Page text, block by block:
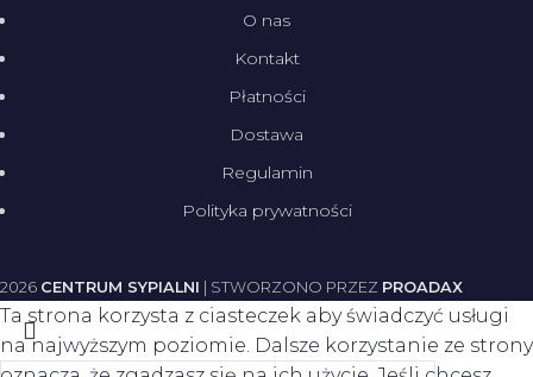
O nas
Kontakt
Płatności
Dostawa
Regulamin
Polityka prywatności
2026 CENTRUM SYPIALNI | STWORZONO PRZEZ PROADAX
Ta strona korzysta z ciasteczek aby świadczyć usługi
na najwyższym poziomie. Dalsze korzystanie ze strony